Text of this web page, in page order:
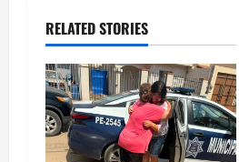
i
o
n
RELATED STORIES